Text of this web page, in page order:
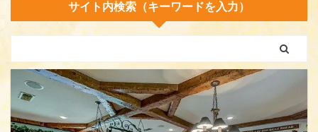
サイト内検索（キーワードを入力）